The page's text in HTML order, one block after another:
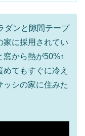
ダンと隙間テープ
家に採用されてい
窓から熱が50%↑
てもすぐに冷え
ッシの家に住みた